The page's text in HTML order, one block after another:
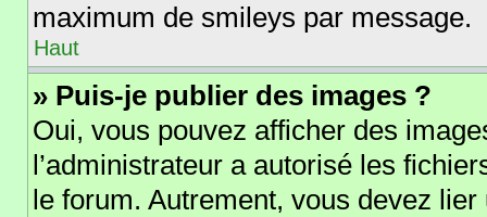
maximum de smileys par message.
Haut
» Puis-je publier des images ?
Oui, vous pouvez afficher des
l’administrateur a autorisé les
le forum. Autrement, vous devez